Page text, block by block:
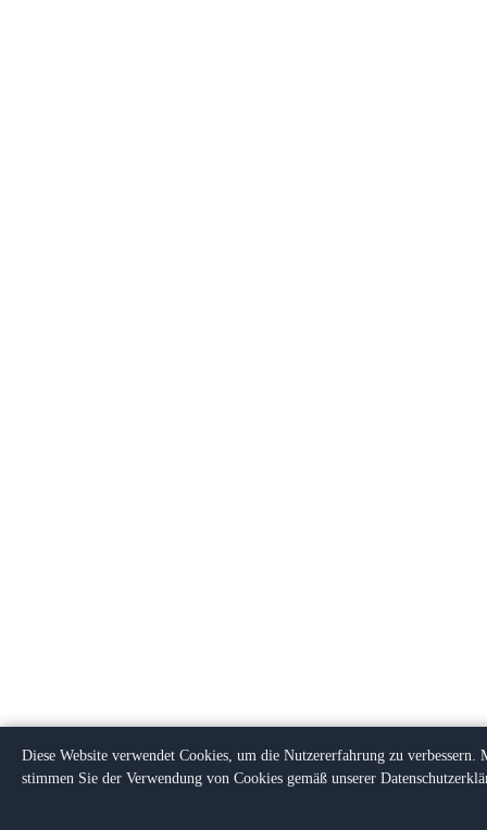
Diese Website verwendet Cookies, um die Nutzererfahrung zu
stimmen Sie der Verwendung von Cookies gemäß unserer